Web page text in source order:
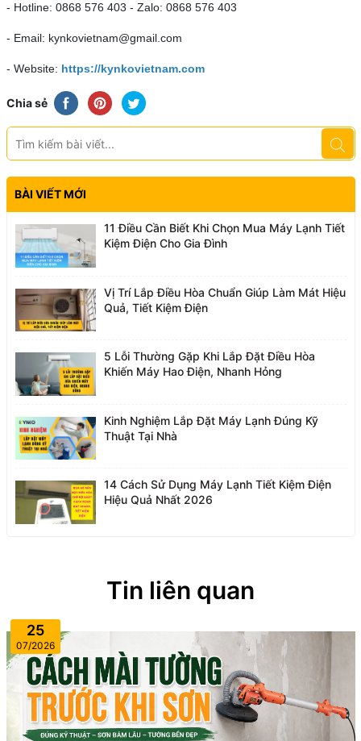
- Hotline: 0868 576 403 - Zalo: 0868 576 403
- Email: kynkovietnam@gmail.com
- Website: https://kynkovietnam.com
Chia sẻ
BÀI VIẾT MỚI
11 Điều Cần Biết Khi Chọn Mua Máy Lạnh Tiết
Kiệm Điện Cho Gia Đình
Vị Trí Lắp Điều Hòa Chuẩn Giúp Làm Mát Hiệu
Quả, Tiết Kiệm Điện
5 Lỗi Thường Gặp Khi Lắp Đặt Điều Hòa
Khiến Máy Hao Điện, Nhanh Hỏng
Kinh Nghiệm Lắp Đặt Máy Lạnh Đúng Kỹ
Thuật Tại Nhà
14 Cách Sử Dụng Máy Lạnh Tiết Kiệm Điện
Hiệu Quả Nhất 2026
Tin liên quan
25
07/2026